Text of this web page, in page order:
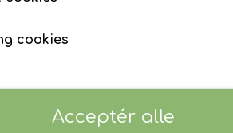
cookies
Acceptér alle